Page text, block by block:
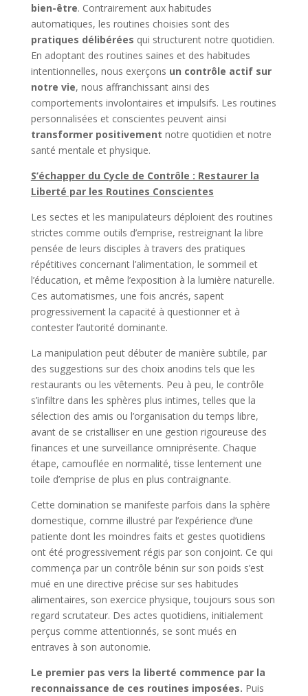
bien-être. Contrairement aux habitudes
automatiques, les routines choisies sont des
pratiques délibérées qui structurent notre quotidien.
En adoptant des routines saines et des habitudes
intentionnelles, nous exerçons un contrôle actif sur
notre vie, nous affranchissant ainsi des
comportements involontaires et impulsifs. Les routines
personnalisées et conscientes peuvent ainsi
transformer positivement notre quotidien et notre
santé mentale et physique.
S’échapper du Cycle de Contrôle : Restaurer la
Liberté par les Routines Conscientes
Les sectes et les manipulateurs déploient des routines
strictes comme outils d’emprise, restreignant la libre
pensée de leurs disciples à travers des pratiques
répétitives concernant l’alimentation, le sommeil et
l’éducation, et même l’exposition à la lumière naturelle.
Ces automatismes, une fois ancrés, sapent
progressivement la capacité à questionner et à
contester l’autorité dominante.
La manipulation peut débuter de manière subtile, par
des suggestions sur des choix anodins tels que les
restaurants ou les vêtements. Peu à peu, le contrôle
s’infiltre dans les sphères plus intimes, telles que la
sélection des amis ou l’organisation du temps libre,
avant de se cristalliser en une gestion rigoureuse des
finances et une surveillance omniprésente. Chaque
étape, camouflée en normalité, tisse lentement une
toile d’emprise de plus en plus contraignante.
Cette domination se manifeste parfois dans la sphère
domestique, comme illustré par l’expérience d’une
patiente dont les moindres faits et gestes quotidiens
ont été progressivement régis par son conjoint. Ce qui
commença par un contrôle bénin sur son poids s’est
mué en une directive précise sur ses habitudes
alimentaires, son exercice physique, toujours sous son
regard scrutateur. Des actes quotidiens, initialement
perçus comme attentionnés, se sont mués en
entraves à son autonomie.
Le premier pas vers la liberté commence par la
reconnaissance de ces routines imposées. Puis